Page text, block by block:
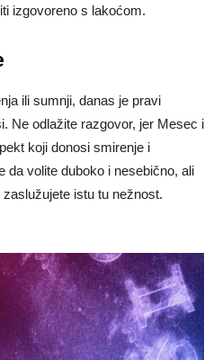
izgovoreno s lakoćom.
ili sumnji, danas je pravi
Ne odlažite razgovor, jer Mesec i
koji donosi smirenje i
da volite duboko i nesebično, ali
istu tu nežnost.